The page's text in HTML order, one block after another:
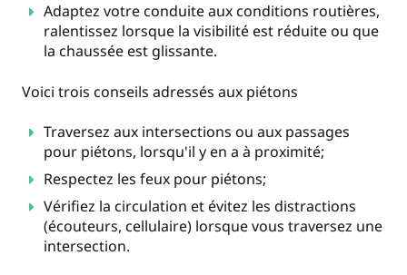
Adaptez votre conduite aux conditions routières,
ralentissez lorsque la visibilité est réduite ou que
la chaussée est glissante.
Voici trois conseils adressés aux piétons
Traversez aux intersections ou aux passages
pour piétons, lorsqu'il y en a à proximité;
Respectez les feux pour piétons;
Vérifiez la circulation et évitez les distractions
(écouteurs, cellulaire) lorsque vous traversez une
intersection.